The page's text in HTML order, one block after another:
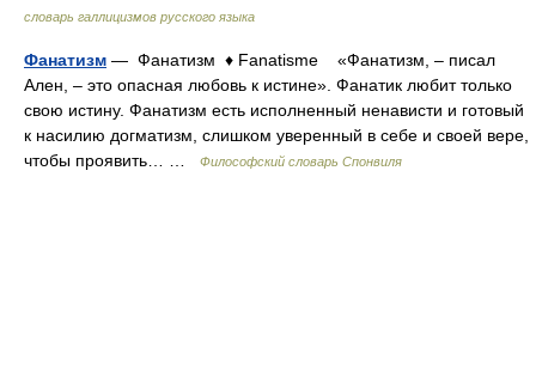
словарь галлицизмов русского языка
Фанатизм — Фанатизм ♦ Fanatisme «Фанатизм, – писал
Ален, – это опасная любовь к истине». Фанатик любит только
свою истину. Фанатизм есть исполненный ненависти и готовый
к насилию догматизм, слишком уверенный в себе и своей вере,
чтобы проявить… …
Философский словарь Спонвиля